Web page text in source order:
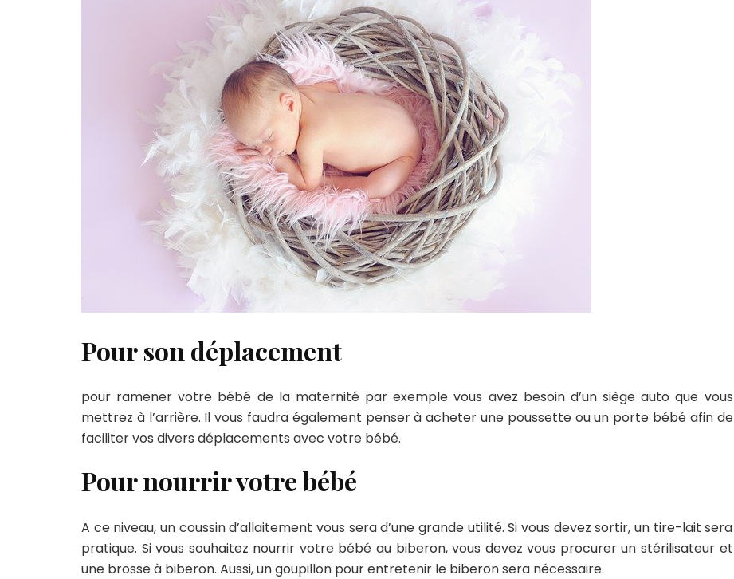
Pour son déplacement
pour ramener votre bébé de la maternité par exemple vous avez besoin d’un siège auto que vous
mettrez à l’arrière. Il vous faudra également penser à acheter une poussette ou un porte bébé afin de
faciliter vos divers déplacements avec votre bébé.
Pour nourrir votre bébé
A ce niveau, un coussin d’allaitement vous sera d’une grande utilité. Si vous devez sortir, un tire-lait sera
pratique. Si vous souhaitez nourrir votre bébé au biberon, vous devez vous procurer un stérilisateur et
une brosse à biberon. Aussi, un goupillon pour entretenir le biberon sera nécessaire.